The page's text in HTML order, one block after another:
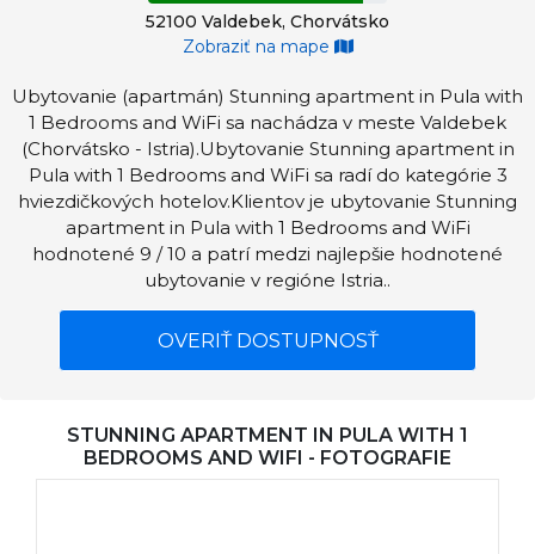
52100 Valdebek, Chorvátsko
Zobraziť na mape
Ubytovanie (apartmán) Stunning apartment in Pula with
1 Bedrooms and WiFi sa nachádza v meste Valdebek
(Chorvátsko - Istria).Ubytovanie Stunning apartment in
Pula with 1 Bedrooms and WiFi sa radí do kategórie 3
hviezdičkových hotelov.Klientov je ubytovanie Stunning
apartment in Pula with 1 Bedrooms and WiFi
hodnotené 9 / 10 a patrí medzi najlepšie hodnotené
ubytovanie v regióne Istria..
OVERIŤ DOSTUPNOSŤ
STUNNING APARTMENT IN PULA WITH 1
BEDROOMS AND WIFI - FOTOGRAFIE